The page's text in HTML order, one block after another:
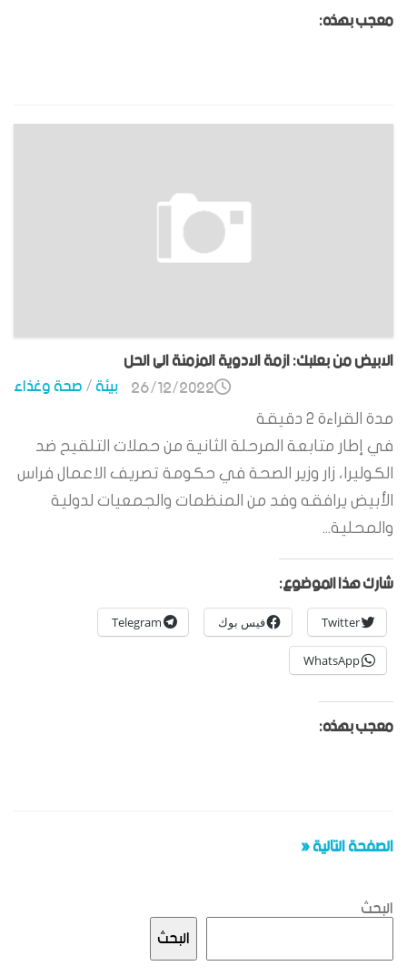
معجب بهذه:
الابيض من بعلبك: ازمة الادوية المزمنة الى الحل
بيئة/صحة وغذاء 26/12/2022
مدة القراءة 2 دقيقة
في إطار متابعة المرحلة الثانية من حملات التلقيح ضد
الكوليرا، زار وزير الصحة في حكومة تصريف الاعمال فراس
الأبيض يرافقه وفد من المنظمات والجمعيات لدولية
والمحلية...
شارك هذا الموضوع:
Twitter فيس بوك Telegram
WhatsApp
معجب بهذه:
الصفحة التالية «
البحث
البحث